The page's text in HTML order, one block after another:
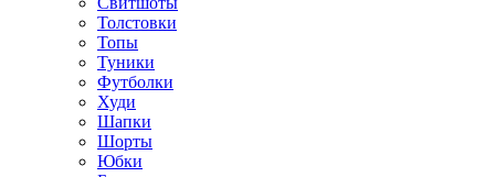
Толстовки
Топы
Туники
Футболки
Худи
Шапки
Шорты
Юбки